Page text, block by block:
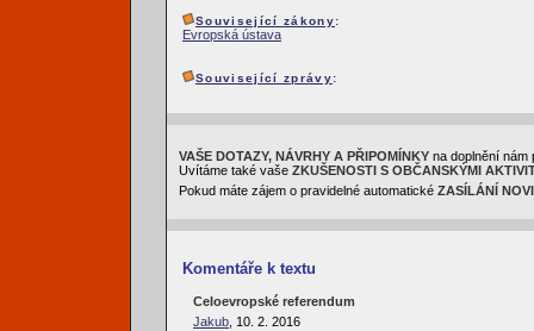
Související zákony:
Evropská ústava
Související zprávy:
VAŠE DOTAZY, NÁVRHY A PŘIPOMÍNKY na doplnění
Uvítáme také vaše ZKUŠENOSTI S OBČANSKÝMI
Pokud máte zájem o pravidelné automatické ZASÍLÁNÍ
Komentáře k textu
Celoevropské referendum
Jakub , 10. 2. 2016